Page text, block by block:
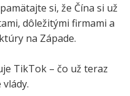
si, že Čína si už
dôležitými firmami a
na Západe.
TikTok – čo už teraz